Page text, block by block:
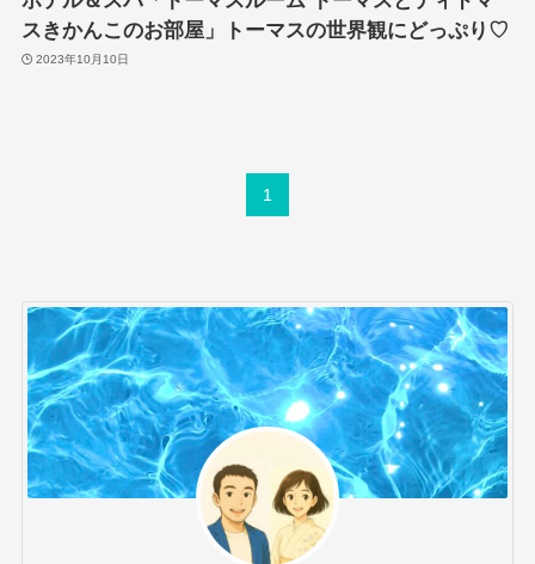
スきかんこのお部屋」トーマスの世界観にどっぷり♡
2023年10月10日
1